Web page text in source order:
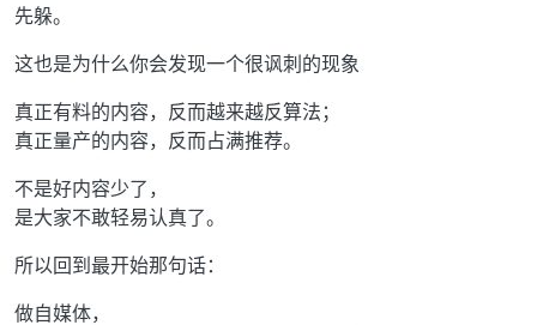
先躲。
这也是为什么你会发现一个很讽刺的现象
真正有料的内容，反而越来越反算法；
真正量产的内容，反而占满推荐。
不是好内容少了，
是大家不敢轻易认真了。
所以回到最开始那句话：
做自媒体，